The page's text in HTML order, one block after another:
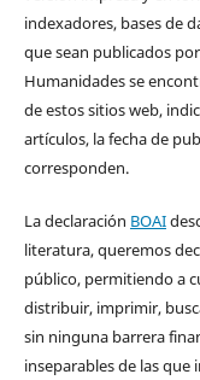
indexadores, bases de
que sean publicados
Humanidades se
de estos sitios web,
artículos, la fecha de
corresponden.
La declaración BOAI
literatura, queremos
público, permitiendo a
distribuir, imprimir,
sin ninguna barrera
inseparables de las que